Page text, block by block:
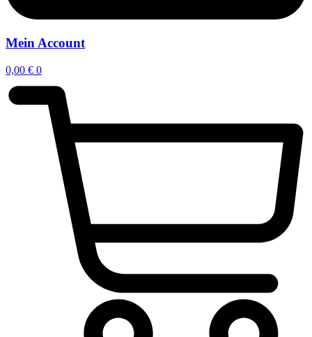
Mein Account
0,00 € 0